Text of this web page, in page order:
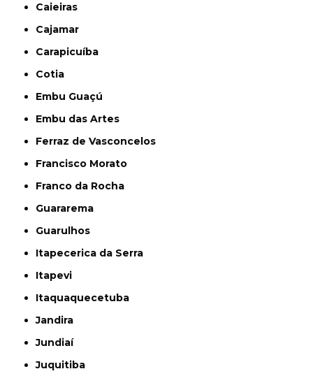
Caieiras
Cajamar
Carapicuíba
Cotia
Embu Guaçú
Embu das Artes
Ferraz de Vasconcelos
Francisco Morato
Franco da Rocha
Guararema
Guarulhos
Itapecerica da Serra
Itapevi
Itaquaquecetuba
Jandira
Jundiaí
Juquitiba